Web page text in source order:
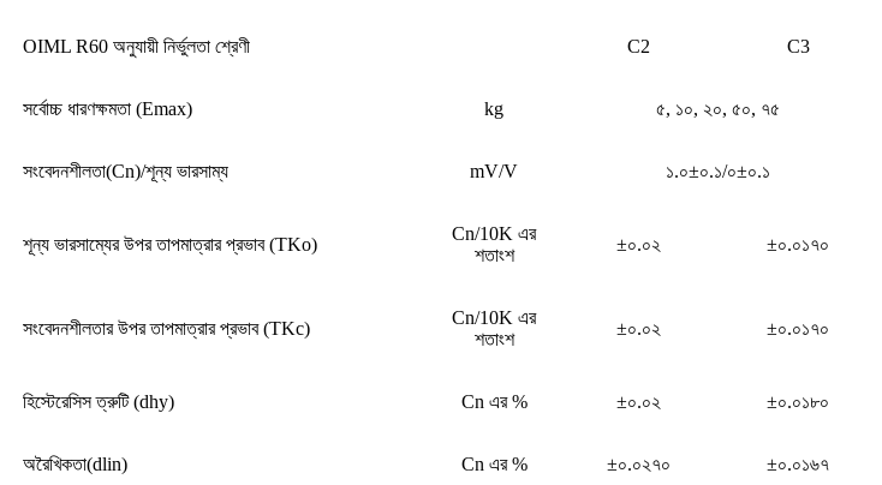
OIML R60 অনুযায়ী নির্ভুলতা শ্রেণী C2 C3
সর্বোচ্চ ধারণক্ষমতা (Emax) kg ৫, ১০, ২০, ৫০, ৭৫
সংবেদনশীলতা(Cn)/শূন্য ভারসাম্য mV/V ১.০±০.১/০±০.১
শূন্য ভারসাম্যের উপর তাপমাত্রার প্রভাব (TKo)
Cn/10K এর
শতাংশ
±০.০২ ±০.০১৭০
সংবেদনশীলতার উপর তাপমাত্রার প্রভাব (TKc)
Cn/10K এর
শতাংশ
±০.০২ ±০.০১৭০
হিস্টেরেসিস ত্রুটি (dhy) Cn এর % ±০.০২ ±০.০১৮০
অরৈখিকতা(dlin) Cn এর % ±০.০২৭০ ±০.০১৬৭